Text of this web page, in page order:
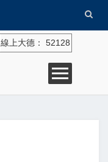
線上大德： 52128